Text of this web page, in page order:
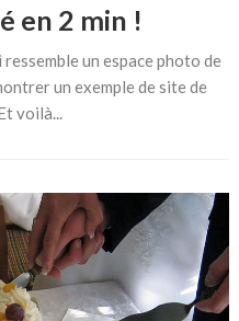
en 2 min !
un espace photo de
un exemple de site de
voilà...